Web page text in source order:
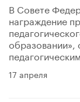
В Совете
награждение
образовании»,
17 апреля